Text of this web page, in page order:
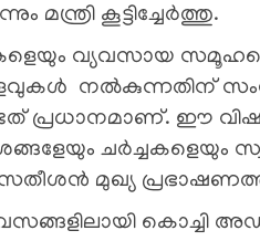
മന്ത്രി കൂട്ടിച്ചേർത്തു.
വ്യവസായ
നൽകുന്നതിന്
പ്രധാനമാണ്.
ചർച്ചകളെയും
സതീശൻ മുഖ്യ